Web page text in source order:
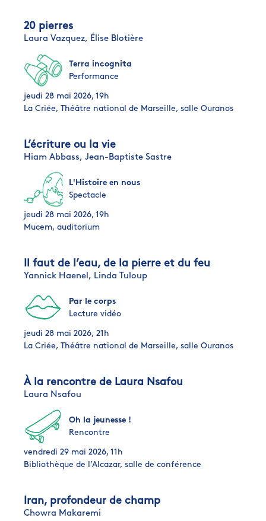
20 pierres
Laura Vazquez, Élise Blotière
Terra incognita
Performance
jeudi 28 mai 2026, 19h
La Criée, Théâtre national de Marseille, salle Ouranos
L’écriture ou la vie
Hiam Abbass, Jean-Baptiste Sastre
L'Histoire en nous
Spectacle
jeudi 28 mai 2026, 19h
Mucem, auditorium
Il faut de l’eau, de la pierre et du feu
Yannick Haenel, Linda Tuloup
Par le corps
Lecture vidéo
jeudi 28 mai 2026, 21h
La Criée, Théâtre national de Marseille, salle Ouranos
À la rencontre de Laura Nsafou
Laura Nsafou
Oh la jeunesse !
Rencontre
vendredi 29 mai 2026, 11h
Bibliothèque de l’Alcazar, salle de conférence
Iran, profondeur de champ
Chowra Makaremi